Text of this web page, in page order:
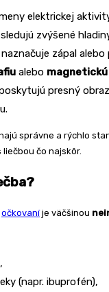
elektrickej
zvýšené
zápal alebo
alebo
presný
správne a rýchlo
čo najskôr.
očkovaníje väčšinou
(napr. ibuprofén),